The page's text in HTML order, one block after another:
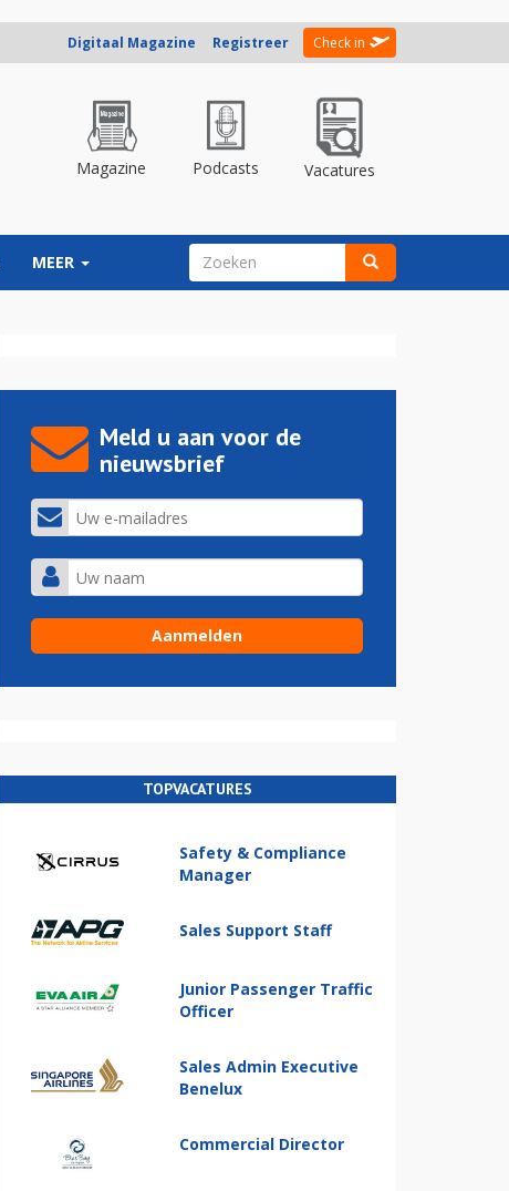
Digitaal Magazine Registreer Check in
Magazine Podcasts Vacatures
MEER ZOEKVELD
Meld u aan voor de
nieuwsbrief
TOPVACATURES
Safety & Compliance
Manager
Sales Support Staff
Junior Passenger Traffic
Officer
Sales Admin Executive
Benelux
Commercial Director